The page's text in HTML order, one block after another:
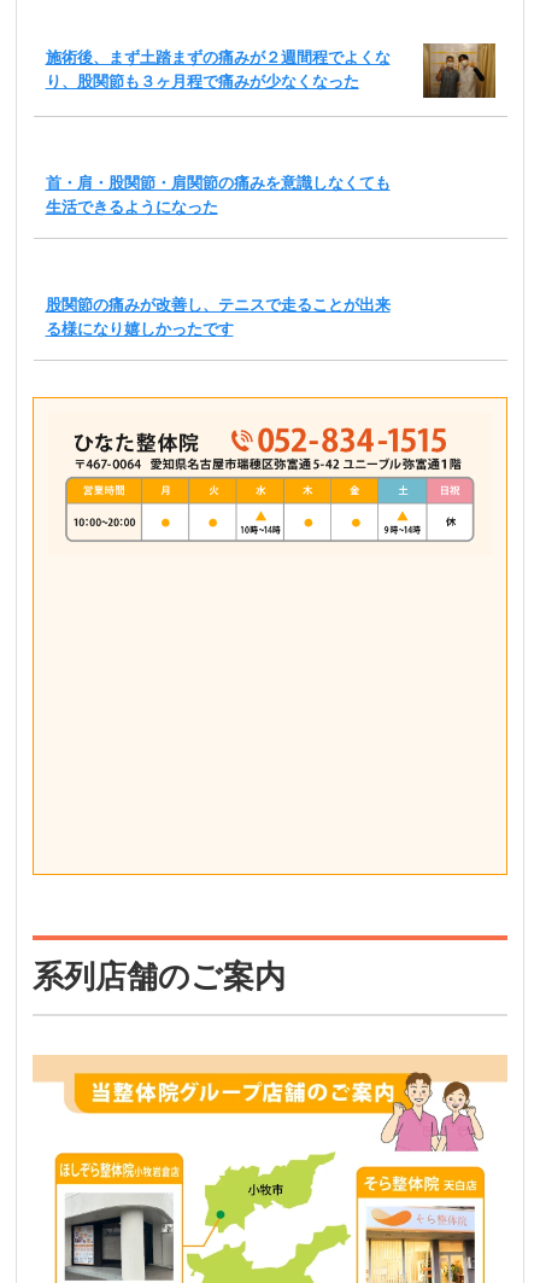
施術後、まず土踏まずの痛みが２週間程でよくな
り、股関節も３ヶ月程で痛みが少なくなった
首・肩・股関節・肩関節の痛みを意識しなくても
生活できるようになった
股関節の痛みが改善し、テニスで走ることが出来
る様になり嬉しかったです
系列店舗のご案内